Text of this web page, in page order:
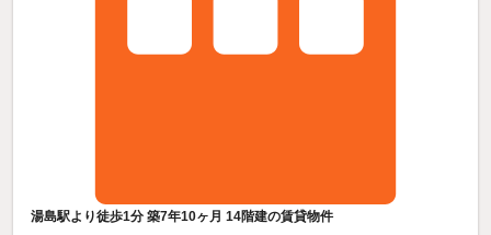
湯島駅より徒歩1分 築7年10ヶ月 14階建の賃貸物件